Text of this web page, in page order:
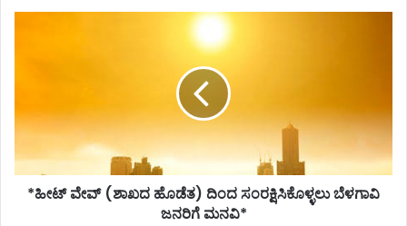
ಸಂರಕ್ಷಿಸಿಕೊಳ್ಳಲು
ಬೆಳಗಾವಿ
ಜನರಿಗೆ
ಮನವಿ*
*ಹೀಟ್ ವೇವ್ (ಶಾಖದ ಹೊಡೆತ) ದಿಂದ ಸಂರಕ್ಷಿಸಿಕೊಳ್ಳಲು ಬೆಳಗಾವಿ
ಜನರಿಗೆ ಮನವಿ*